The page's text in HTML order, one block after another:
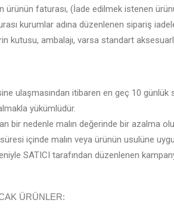
ürünün faturası, (İade edilmek istenen
kurumlar adına düzenlenen sipariş
kutusu, ambalajı, varsa standart
ulaşmasından itibaren en geç 10
yükümlüdür.
bir nedenle malın değerinde bir azalma
içinde malın veya ürünün usulüne
SATICI tarafından düzenlenen
ÜRÜNLER: